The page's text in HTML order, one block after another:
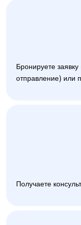
Бронируете
отправление) или
Получаете